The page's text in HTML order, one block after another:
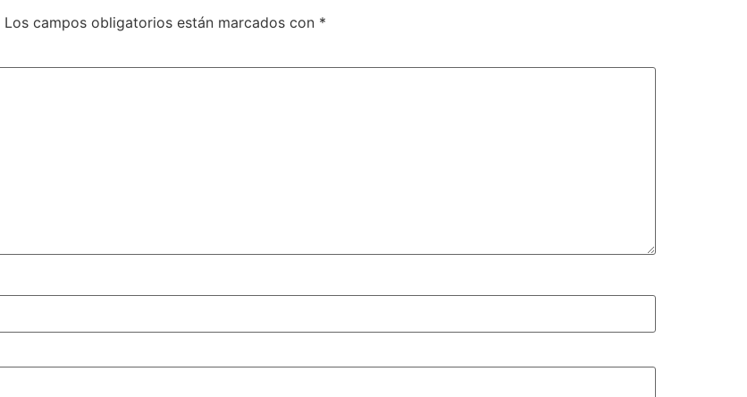
Los campos obligatorios están marcados con *